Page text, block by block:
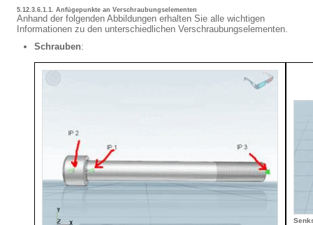
5.12.3.6.1.1. Anfügepunkte an Verschraubungselementen
Anhand der folgenden Abbildungen erhalten Sie alle wichtigen
Informationen zu den unterschiedlichen Verschraubungselementen.
Schrauben: